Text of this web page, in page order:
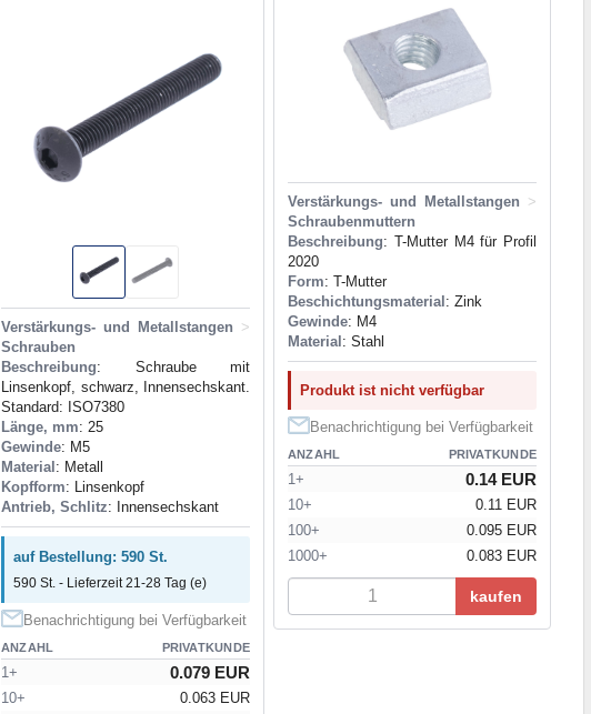
Verstärkungs- und Metallstangen >
Schrauben
Beschreibung: Schraube mit
Linsenkopf, schwarz, Innensechskant.
Standard: ISO7380
Länge, mm: 25
Gewinde: M5
Material : Metall
Kopfform: Linsenkopf
Antrieb, Schlitz: Innensechskant
auf Bestellung: 590 St.
590 St. - Lieferzeit 21-28 Tag (e)
Benachrichtigung bei Verfügbarkeit
ANZAHL PRIVATKUNDE
1+ 0.079 EUR
10+ 0.063 EUR
Verstärkungs- und Metallstangen >
Schraubenmuttern
Beschreibung: T-Mutter M4 für Profil
2020
Form: T-Mutter
Beschichtungsmaterial : Zink
Gewinde: M4
Material : Stahl
Produkt ist nicht verfügbar
Benachrichtigung bei Verfügbarkeit
ANZAHL PRIVATKUNDE
1+ 0.14 EUR
10+
0.11 EUR
100+
0.095 EUR
1000+
0.083 EUR
kaufen